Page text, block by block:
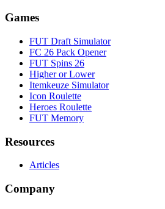
Games
FUT Draft Simulator
FC 26 Pack Opener
FUT Spins 26
Higher or Lower
Itemkeuze Simulator
Icon Roulette
Heroes Roulette
FUT Memory
Resources
Articles
Company